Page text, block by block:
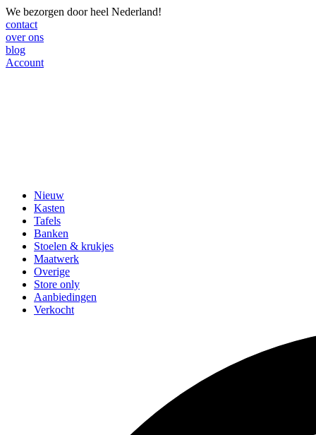
We bezorgen door heel Nederland!
contact
over ons
blog
Account
Nieuw
Kasten
Tafels
Banken
Stoelen & krukjes
Maatwerk
Overige
Store only
Aanbiedingen
Verkocht